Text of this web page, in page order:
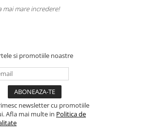
mai mare incredere!
si promotiile noastre
newsletter cu promotiile
Afla mai multe in Politica de